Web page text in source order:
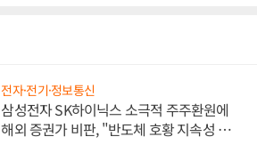
전자·전기·정보통신
삼성전자 SK하이닉스 소극적 주주환원에
해외 증권가 비판, "반도체 호황 지속성 의